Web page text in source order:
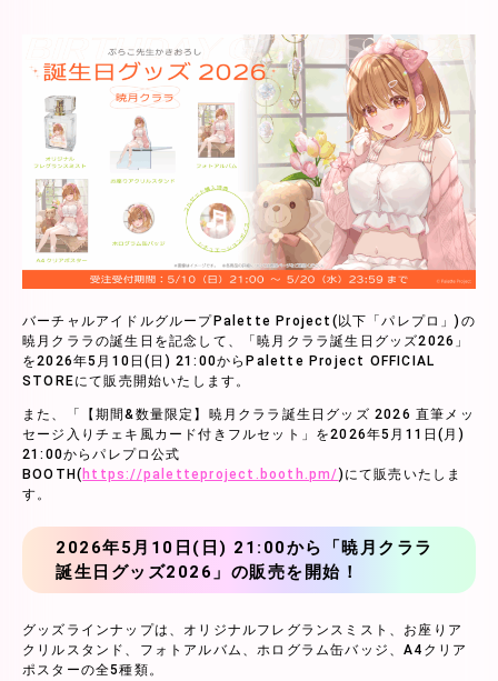
バーチャルアイドルグループPalette Project(以下「パレプロ」)の
暁月クララの誕生日を記念して、「暁月クララ誕生日グッズ2026」
を2026年5月10日(日) 21:00からPalette Project OFFICIAL
STOREにて販売開始いたします。
また、「【期間&数量限定】暁月クララ誕生日グッズ 2026 直筆メッ
セージ入りチェキ風カード付きフルセット」を2026年5月11日(月)
21:00からパレプロ公式
BOOTH( https://paletteproject.booth.pm/)にて販売いたしま
す。
2026年5月10日(日) 21:00から「暁月クララ
誕生日グッズ2026」の販売を開始！
グッズラインナップは、オリジナルフレグランスミスト、お座りア
クリルスタンド、フォトアルバム、ホログラム缶バッジ、A4クリア
ポスターの全5種類。